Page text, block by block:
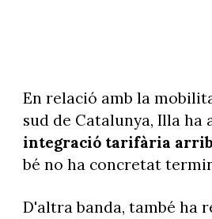
En relació amb la
sud de Catalunya, Illa ha
integració tarifària
bé no ha concretat
D'altra banda, també ha